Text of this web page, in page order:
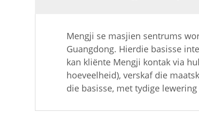
Mengji se masjien sentrums
Guangdong. Hierdie basisse
kan kliënte Mengji kontak via
hoeveelheid), verskaf die
die basisse, met tydige